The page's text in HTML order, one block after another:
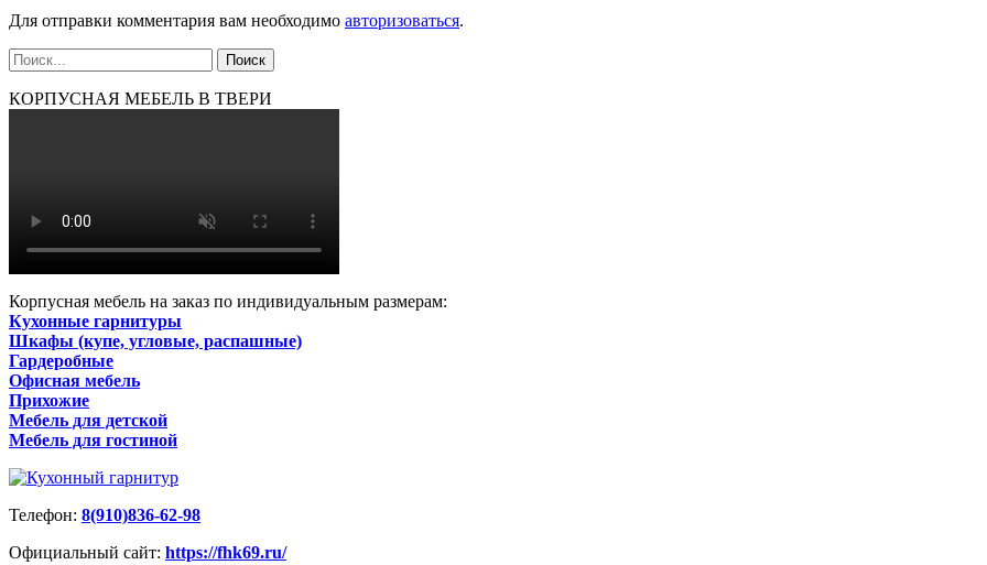
Для отправки комментария вам необходимо авторизоваться.
КОРПУСНАЯ МЕБЕЛЬ В ТВЕРИ
Корпусная мебель на заказ по индивидуальным размерам:
Кухонные гарнитуры
Шкафы (купе, угловые, распашные)
Гардеробные
Офисная мебель
Прихожие
Мебель для детской
Мебель для гостиной
Телефон: 8(910)836-62-98
Официальный сайт: https://fhk69.ru/